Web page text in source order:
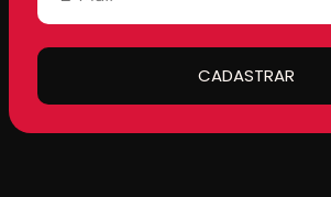
CADASTRAR